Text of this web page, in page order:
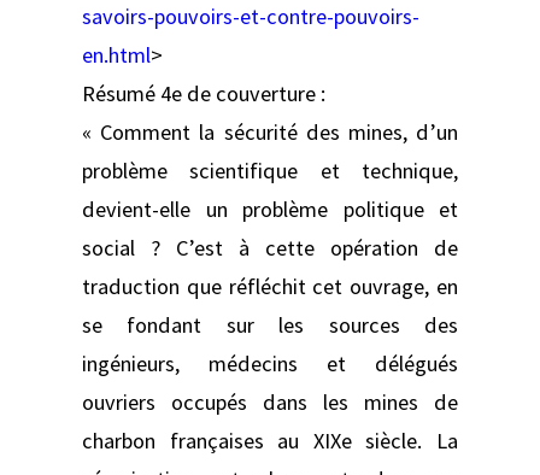
savoirs-pouvoirs-et-contre-pouvoirs-
en.html>
Résumé 4e de couverture :
« Comment la sécurité des mines, d’un
problème scientifique et technique,
devient-elle un problème politique et
social ? C’est à cette opération de
traduction que réfléchit cet ouvrage, en
se fondant sur les sources des
ingénieurs, médecins et délégués
ouvriers occupés dans les mines de
charbon françaises au XIXe siècle. La